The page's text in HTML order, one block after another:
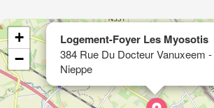
Logement-Foyer Les Myosotis
384 Rue Du Docteur Vanuxeem
Nieppe
+
−